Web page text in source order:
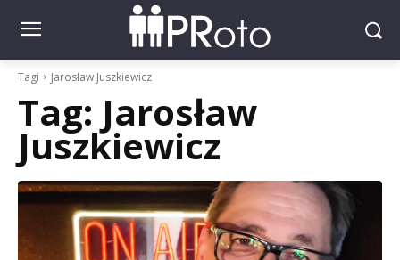
Tagi Jarosław Juszkiewicz
Tag: Jarosław
Juszkiewicz